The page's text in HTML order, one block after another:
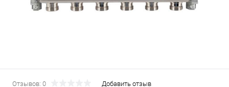
Отзывов: 0
Добавить отзыв